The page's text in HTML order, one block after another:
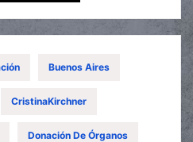
Buenos Aires
CristinaKirchner
Donación De Órganos